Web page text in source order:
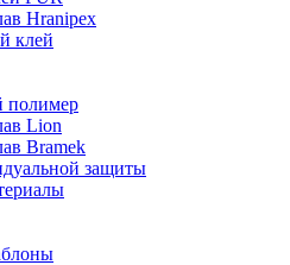
Hranipex
клей
полимер
Lion
Bramek
защиты